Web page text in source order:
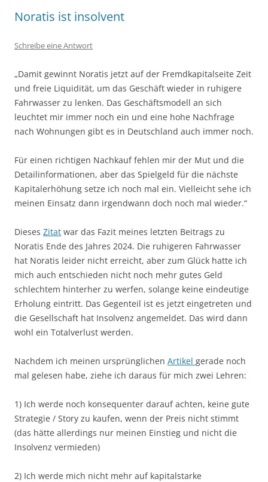
Noratis ist insolvent
Schreibe eine Antwort
„Damit gewinnt Noratis jetzt auf der Fremdkapitalseite Zeit
und freie Liquidität, um das Geschäft wieder in ruhigere
Fahrwasser zu lenken. Das Geschäftsmodell an sich
leuchtet mir immer noch ein und eine hohe Nachfrage
nach Wohnungen gibt es in Deutschland auch immer noch.
Für einen richtigen Nachkauf fehlen mir der Mut und die
Detailinformationen, aber das Spielgeld für die nächste
Kapitalerhöhung setze ich noch mal ein. Vielleicht sehe ich
meinen Einsatz dann irgendwann doch noch mal wieder.“
Dieses Zitat war das Fazit meines letzten Beitrags zu
Noratis Ende des Jahres 2024. Die ruhigeren Fahrwasser
hat Noratis leider nicht erreicht, aber zum Glück hatte ich
mich auch entschieden nicht noch mehr gutes Geld
schlechtem hinterher zu werfen, solange keine eindeutige
Erholung eintritt. Das Gegenteil ist es jetzt eingetreten und
die Gesellschaft hat Insolvenz angemeldet. Das wird dann
wohl ein Totalverlust werden.
Nachdem ich meinen ursprünglichen Artikel gerade noch
mal gelesen habe, ziehe ich daraus für mich zwei Lehren:
1) Ich werde noch konsequenter darauf achten, keine gute
Strategie / Story zu kaufen, wenn der Preis nicht stimmt
(das hätte allerdings nur meinen Einstieg und nicht die
Insolvenz vermieden)
2) Ich werde mich nicht mehr auf kapitalstarke